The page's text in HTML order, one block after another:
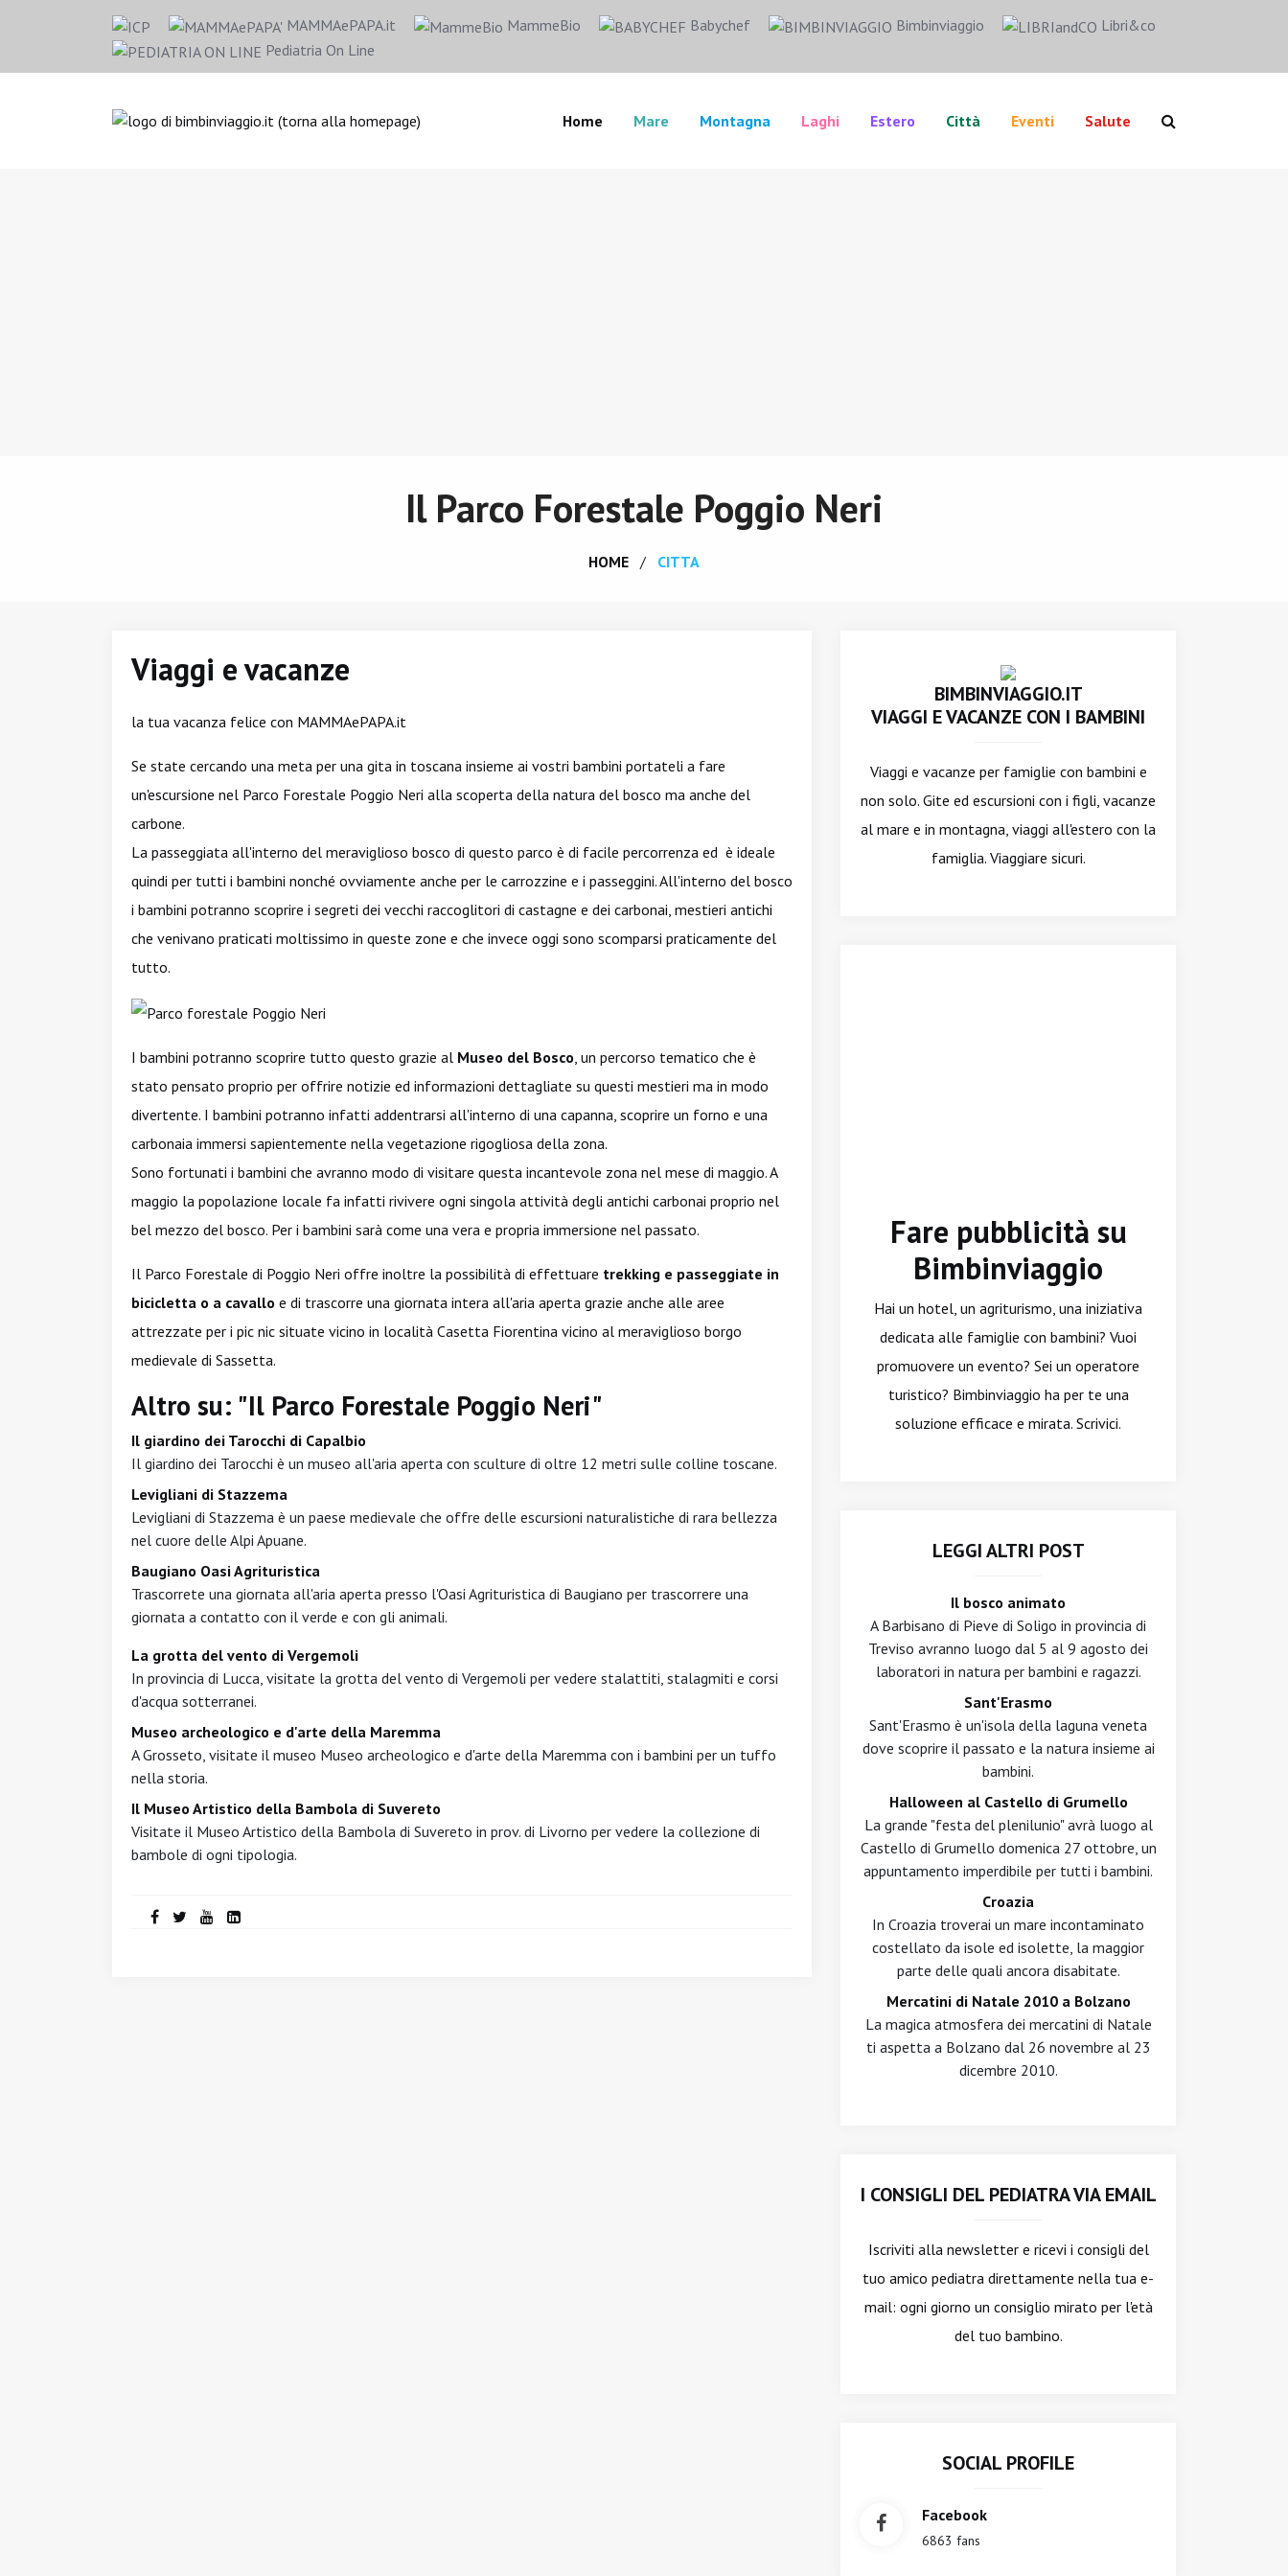
MAMMAePAPA.it MammeBio Babychef Bimbinviaggio
Libri&co
Pediatria On Line
Home Mare Montagna Laghi Estero Città Eventi Salute
Il Parco Forestale Poggio Neri
HOME CITTA
Viaggi e vacanze
la tua vacanza felice con MAMMAePAPA.it
Se state cercando una meta per una gita in toscana insieme ai vostri bambini portateli a fare
un'escursione nel Parco Forestale Poggio Neri alla scoperta della natura del bosco ma anche del
carbone.
La passeggiata all'interno del meraviglioso bosco di questo parco è di facile percorrenza ed è ideale
quindi per tutti i bambini nonché ovviamente anche per le carrozzine e i passeggini. All'interno del bosco
i bambini potranno scoprire i segreti dei vecchi raccoglitori di castagne e dei carbonai, mestieri antichi
che venivano praticati moltissimo in queste zone e che invece oggi sono scomparsi praticamente del
tutto.
I bambini potranno scoprire tutto questo grazie al Museo del Bosco, un percorso tematico che è
stato pensato proprio per offrire notizie ed informazioni dettagliate su questi mestieri ma in modo
divertente. I bambini potranno infatti addentrarsi all'interno di una capanna, scoprire un forno e una
carbonaia immersi sapientemente nella vegetazione rigogliosa della zona.
Sono fortunati i bambini che avranno modo di visitare questa incantevole zona nel mese di maggio. A
maggio la popolazione locale fa infatti rivivere ogni singola attività degli antichi carbonai proprio nel
bel mezzo del bosco. Per i bambini sarà come una vera e propria immersione nel passato.
Il Parco Forestale di Poggio Neri offre inoltre la possibilità di effettuare trekking e passeggiate in
bicicletta o a cavallo e di trascorre una giornata intera all'aria aperta grazie anche alle aree
attrezzate per i pic nic situate vicino in località Casetta Fiorentina vicino al meraviglioso borgo
medievale di Sassetta.
Altro su: "Il Parco Forestale Poggio Neri"
Il giardino dei Tarocchi di Capalbio
Il giardino dei Tarocchi è un museo all'aria aperta con sculture di oltre 12 metri sulle colline toscane.
Levigliani di Stazzema
Levigliani di Stazzema è un paese medievale che offre delle escursioni naturalistiche di rara bellezza
nel cuore delle Alpi Apuane.
Baugiano Oasi Agrituristica
Trascorrete una giornata all'aria aperta presso l'Oasi Agrituristica di Baugiano per trascorrere una
giornata a contatto con il verde e con gli animali.
La grotta del vento di Vergemoli
In provincia di Lucca, visitate la grotta del vento di Vergemoli per vedere stalattiti, stalagmiti e corsi
d'acqua sotterranei.
Museo archeologico e d'arte della Maremma
A Grosseto, visitate il museo Museo archeologico e d'arte della Maremma con i bambini per un tuffo
nella storia.
Il Museo Artistico della Bambola di Suvereto
Visitate il Museo Artistico della Bambola di Suvereto in prov. di Livorno per vedere la collezione di
bambole di ogni tipologia.
BIMBINVIAGGIO.IT
VIAGGI E VACANZE CON I BAMBINI
Viaggi e vacanze per famiglie con bambini e
non solo. Gite ed escursioni con i figli, vacanze
al mare e in montagna, viaggi all'estero con la
famiglia. Viaggiare sicuri.
Fare pubblicità su
Bimbinviaggio
Hai un hotel, un agriturismo, una iniziativa
dedicata alle famiglie con bambini? Vuoi
promuovere un evento? Sei un operatore
turistico? Bimbinviaggio ha per te una
soluzione efficace e mirata. Scrivici.
LEGGI ALTRI POST
Il bosco animato
A Barbisano di Pieve di Soligo in provincia di
Treviso avranno luogo dal 5 al 9 agosto dei
laboratori in natura per bambini e ragazzi.
Sant'Erasmo
Sant'Erasmo è un'isola della laguna veneta
dove scoprire il passato e la natura insieme ai
bambini.
Halloween al Castello di Grumello
La grande "festa del plenilunio" avrà luogo al
Castello di Grumello domenica 27 ottobre, un
appuntamento imperdibile per tutti i bambini.
Croazia
In Croazia troverai un mare incontaminato
costellato da isole ed isolette, la maggior
parte delle quali ancora disabitate.
Mercatini di Natale 2010 a Bolzano
La magica atmosfera dei mercatini di Natale
ti aspetta a Bolzano dal 26 novembre al 23
dicembre 2010.
I CONSIGLI DEL PEDIATRA VIA EMAIL
Iscriviti alla newslettere ricevi i consigli del
tuo amico pediatra direttamente nella tua e-
mail: ogni giorno un consiglio mirato per l'età
del tuo bambino.
SOCIAL PROFILE
Facebook
6863 fans